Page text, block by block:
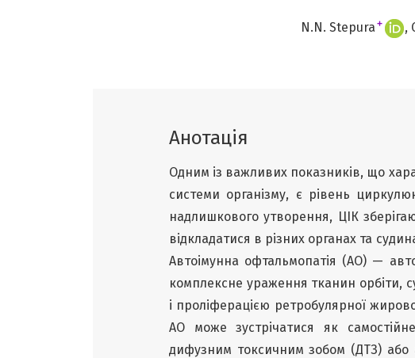
N.N. Stepura +
Анотація
Одним із важливих показників, що
системи організму, є рівень
надлишкового утворення, ЦІК
відкладатися в різних органах та
Автоімунна офтальмопатія (АО) —
комплексне ураження тканин орбіти,
і проліферацією ретробулярної
АО може зустрічатися як
дифузним токсичним зобом (ДТЗ) або